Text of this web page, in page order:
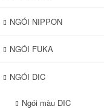
NGÓI NIPPON
NGÓI FUKA
NGÓI DIC
Ngói màu DIC